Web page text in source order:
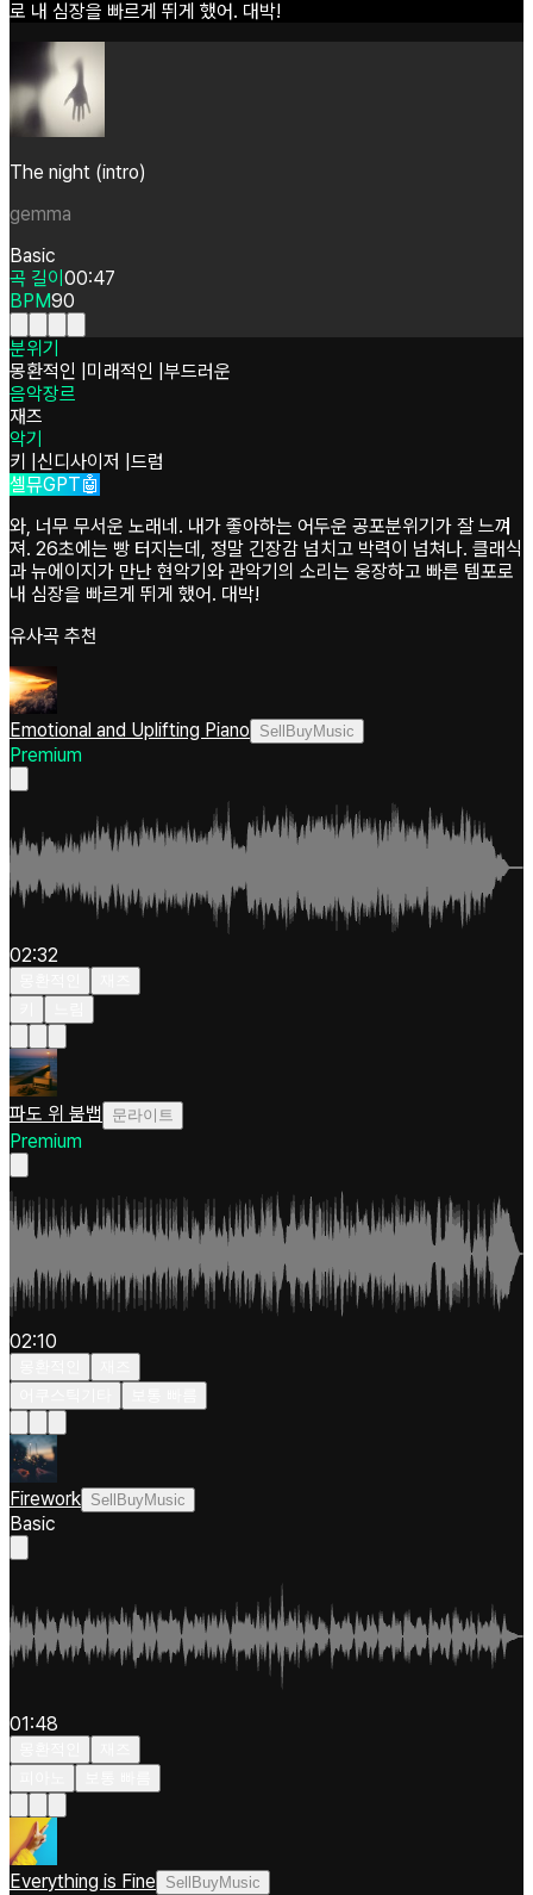
로 내 심장을 빠르게 뛰게 했어. 대박!
The night (intro)
gemma
Basic
곡 길이 00:47
BPM90
분위기
몽환적인
미래적인 부드러운
음악장르
재즈
악기
키 신디사이저
드럼
셀뮤GPT🤖
와, 너무 무서운 노래네. 내가 좋아하는 어두운 공포분위기가 잘 느껴
져. 26초에는 빵 터지는데, 정말 긴장감 넘치고 박력이 넘쳐나. 클래식
과 뉴에이지가 만난 현악기와 관악기의 소리는 웅장하고 빠른 템포로
내 심장을 빠르게 뛰게 했어. 대박!
유사곡 추천
Emotional and Uplifting Piano SellBuyMusic
Premium
02:32
파도 위 붐뱁 문라이트
Premium
02:10
Firework SellBuyMusic
Basic
01:48
Everything is Fine SellBuyMusic